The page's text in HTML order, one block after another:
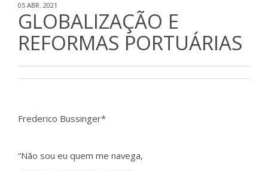
05 ABR. 2021
GLOBALIZAÇÃO E
REFORMAS PORTUÁRIAS
Frederico Bussinger*
“Não sou eu quem me navega,